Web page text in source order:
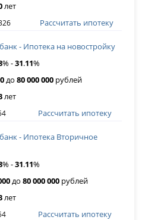
лет
Рассчитать ипотеку
- Ипотека на новостройку
% -31.11%
до80 000 000 рублей
лет
Рассчитать ипотеку
- Ипотека Вторичное
% -31.11%
до80 000 000 рублей
лет
Рассчитать ипотеку